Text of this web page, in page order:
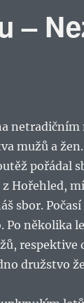
–
netradičním
mužů a
pořádal
Hořehled,
sbor.
Po několika
respektive
družstvo